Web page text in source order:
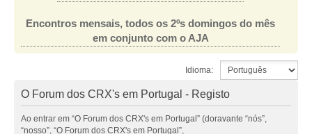
Encontros mensais, todos os 2ºs domingos do mês
em conjunto com o AJA
Idioma:
O Forum dos CRX's em Portugal - Registo
Ao entrar em “O Forum dos CRX's em Portugal” (doravante “nós”,
“nosso”, “O Forum dos CRX's em Portugal”,